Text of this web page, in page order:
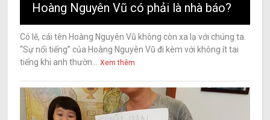
Hoàng Nguyên Vũ có phải là nhà báo?
Có lẽ, cái tên Hoàng Nguyên Vũ không còn xa lạ với chúng ta.
“Sự nổi tiếng” của Hoàng Nguyên Vũ đi kèm với không ít tai
tiếng khi anh thườn...
Xem thêm